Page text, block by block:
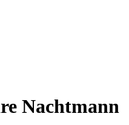
Nachtmann